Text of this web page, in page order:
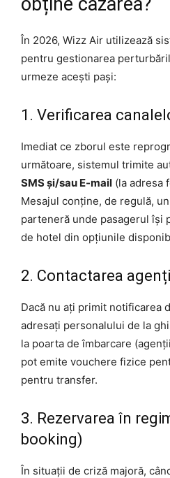
În 2026, Wizz Air utilizează
pentru gestionarea
urmeze acești pași:
1. Verificarea
Imediat ce zborul este
următoare, sistemul trimite
SMS și/sau E-mail (la adresa
Mesajul conține, de regulă,
parteneră unde pasagerul își
de hotel din opțiunile
2. Contactarea
Dacă nu ați primit notificarea
adresați personalului de la
la poarta de îmbarcare
pot emite vouchere fizice
pentru transfer.
3. Rezervarea în
booking)
În situații de criză majoră,